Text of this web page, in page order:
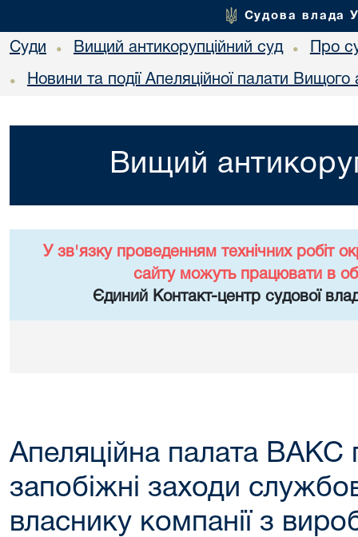
Судова влада
Суди • Вищий антикорупційний суд • Про
• Новини та події Апеляційної палати Вищого
Вищий
У зв'язку проведенням технічних робіт
сайту можуть працювати в
Єдиний Контакт-центр судової
Апеляційна палата ВАКС
запобіжні заходи
власнику компанії з